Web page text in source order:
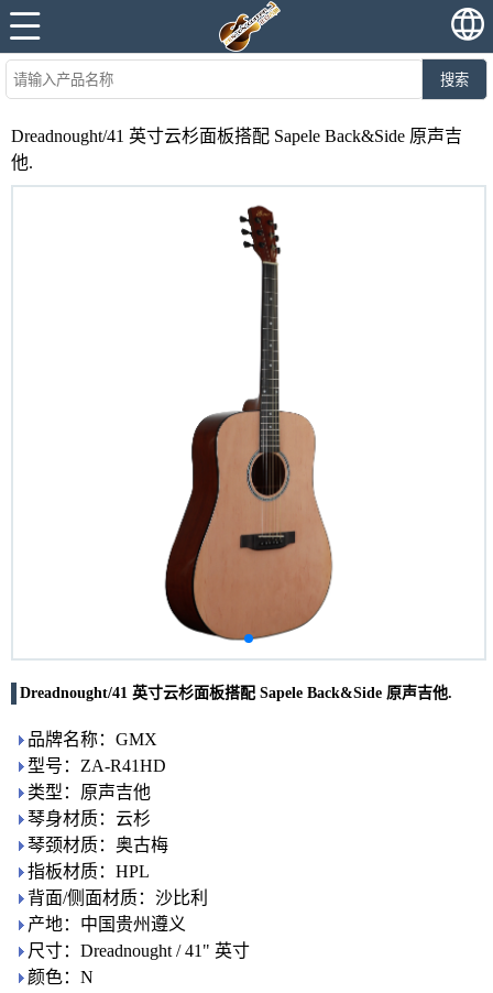
搜索
Dreadnought/41 英寸云杉面板搭配 Sapele Back&Side 原声吉
他.
Dreadnought/41 英寸云杉面板搭配 Sapele Back&Side 原声吉他.
品牌名称：GMX
型号：ZA-R41HD
类型：原声吉他
琴身材质：云杉
琴颈材质：奥古梅
指板材质：HPL
背面/侧面材质：沙比利
产地：中国贵州遵义
尺寸：Dreadnought / 41" 英寸
颜色：N